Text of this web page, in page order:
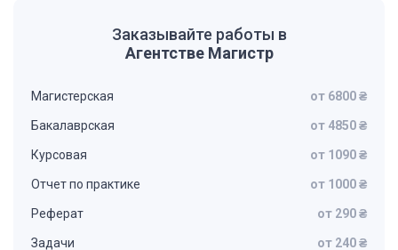
Заказывайте работы в
Агентстве Магистр
Магистерская от 6800 ₴
Бакалаврская от 4850 ₴
Курсовая от 1090 ₴
Отчет по практике от 1000 ₴
Реферат от 290 ₴
Задачи от 240 ₴